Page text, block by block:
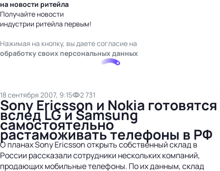
на новости ритейла
Получайте новости
индустрии ритейла первым!
Нажимая на кнопку, вы даете согласие на
обработку своих персональных данных
18 сентября 2007, 9:15 2 731
Sony Ericsson и Nokia готовятся
вслед LG и Samsung
самостоятельно
растаможивать телефоны в РФ
О планах Sony Ericsson открыть собственный склад в
России рассказали сотрудники нескольких компаний,
продающих мобильные телефоны. По их данным, склад